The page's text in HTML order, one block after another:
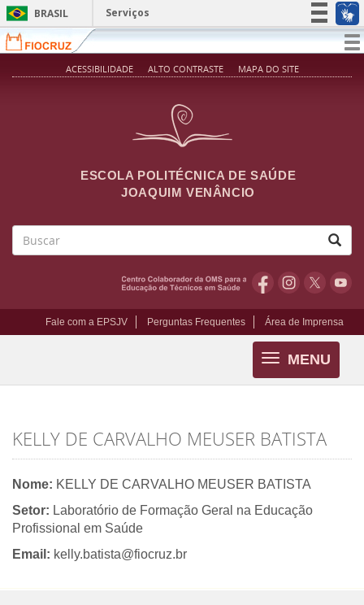
Pular para o conteúdo principal
BRASIL
Serviços
Simplifique!
Participe
ACESSIBILIDADE ALTO CONTRASTE MAPA DO SITE
ESCOLA POLITÉCNICA DE SAÚDE
JOAQUIM VENÂNCIO
Fale com a EPSJV Perguntas Frequentes Área de Imprensa
MENU
Toggle
navigation
KELLY DE CARVALHO MEUSER BATISTA
Nome: KELLY DE CARVALHO MEUSER BATISTA
Setor: Laboratório de Formação Geral na Educação
Profissional em Saúde
Email: kelly.batista@fiocruz.br